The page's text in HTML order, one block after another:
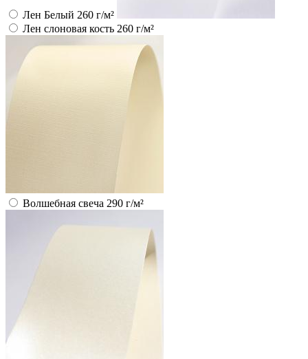
Лен Белый 260 г/м²
Лен слоновая кость 260 г/м²
Волшебная свеча 290 г/м²